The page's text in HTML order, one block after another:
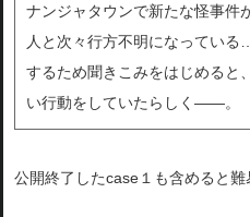
ナンジャタウンで新たな怪事件
人と次々行方不明になってい
するため聞きこみをはじめると
い行動をしていたらしく――。
公開終了したcase１も含めると難